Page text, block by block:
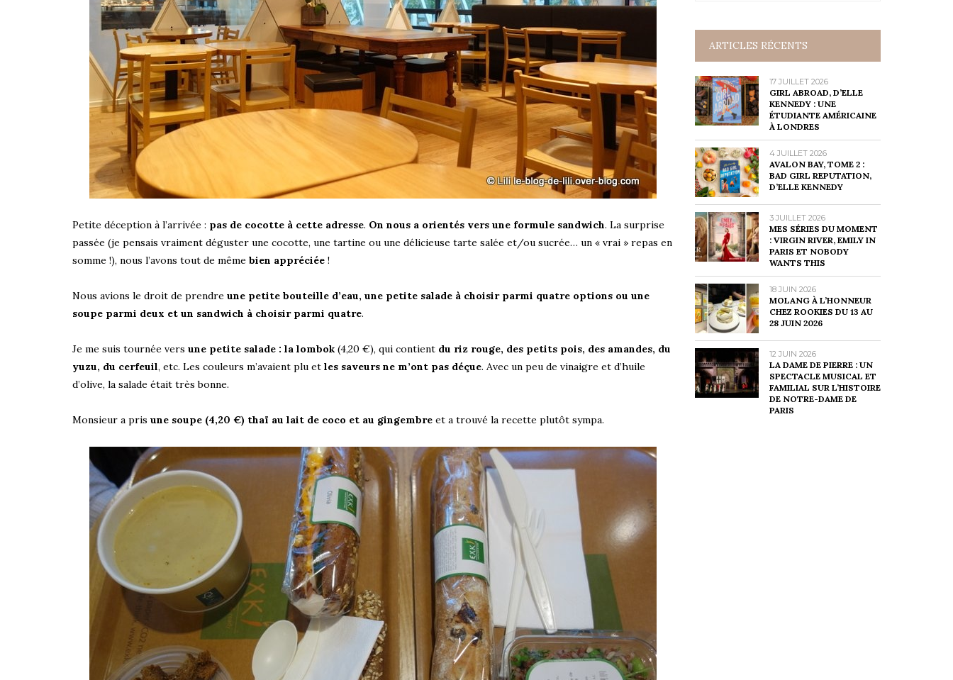
Petite déception à l’arrivée : pas de cocotte à cette adresse. On nous a orientés vers une formule sandwich. La surprise
passée (je pensais vraiment déguster une cocotte, une tartine ou une délicieuse tarte salée et/ou sucrée… un « vrai » repas en
somme !), nous l’avons tout de même bien appréciée !
Nous avions le droit de prendre une petite bouteille d’eau, une petite salade à choisir parmi quatre options ou une
soupe parmi deux et un sandwich à choisir parmi quatre.
Je me suis tournée vers une petite salade : la lombok (4,20 €), qui contient du riz rouge, des petits pois, des amandes, du
yuzu, du cerfeuil, etc. Les couleurs m’avaient plu et les saveurs ne m’ont pas déçue. Avec un peu de vinaigre et d’huile
d’olive, la salade était très bonne.
Monsieur a pris une soupe (4,20 €) thaï au lait de coco et au gingembre et a trouvé la recette plutôt sympa.
ARTICLES RÉCENTS
17 JUILLET 2026
GIRL ABROAD, D’ELLE
KENNEDY : UNE
ÉTUDIANTE AMÉRICAINE
À LONDRES
4 JUILLET 2026
AVALON BAY, TOME 2 :
BAD GIRL REPUTATION,
D’ELLE KENNEDY
3 JUILLET 2026
MES SÉRIES DU MOMENT
: VIRGIN RIVER, EMILY IN
PARIS ET NOBODY
WANTS THIS
18 JUIN 2026
MOLANG À L’HONNEUR
CHEZ ROOKIES DU 13 AU
28 JUIN 2026
12 JUIN 2026
LA DAME DE PIERRE : UN
SPECTACLE MUSICAL ET
FAMILIAL SUR L’HISTOIRE
DE NOTRE-DAME DE
PARIS